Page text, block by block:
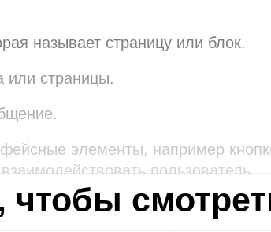
называет страницу или блок.
или страницы.
элементы, например
пользователь.
чтобы